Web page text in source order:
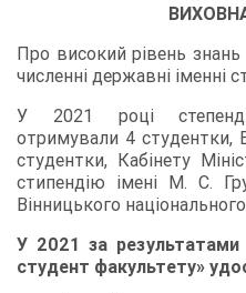
Про високий рівень знань
численні державні іменні
У 2021 році
отримували 4 студентки,
студентки, Кабінету
стипендію імені М. С.
Вінницького
У 2021 за
студент факультету»